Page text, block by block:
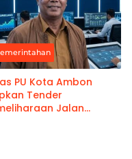
PU Kota Ambon
Tender
Jalan